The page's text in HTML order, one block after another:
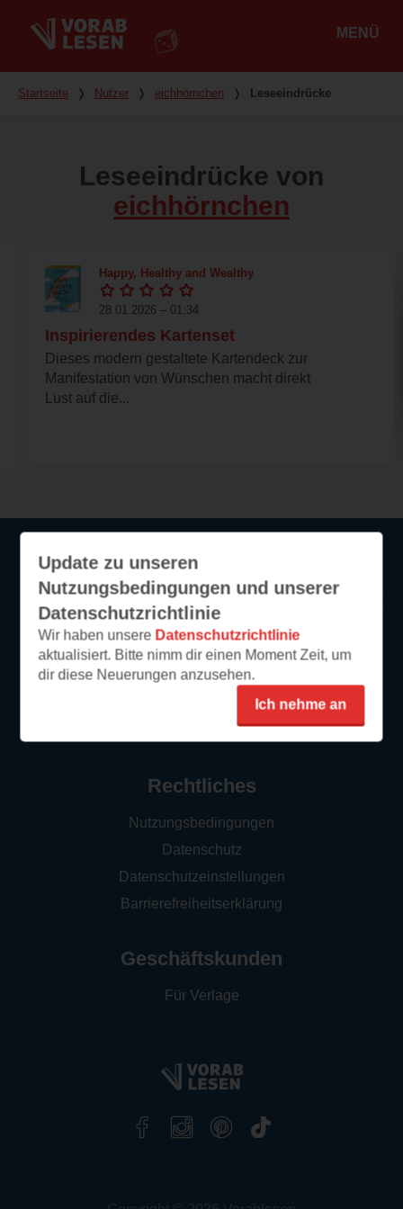
MENÜ
Du bist hier
Startseite ❭ Nutzer ❭ eichhörnchen ❭ Leseeindrücke
Leseeindrücke von
eichhörnchen
Happy, Healthy and Wealthy
28.01.2026 – 01:34
Inspirierendes Kartenset
Dieses modern gestaltete Kartendeck zur
Manifestation von Wünschen macht direkt
Lust auf die...
Update zu unseren
Nutzungsbedingungen und unserer
Datenschutzrichtlinie
Wir haben unsere Datenschutzrichtlinie
aktualisiert. Bitte nimm dir einen Moment Zeit, um
dir diese Neuerungen anzusehen.
Ich nehme an
Service
So funktioniert‘s
FAQ
Newsletter abonnieren
Rechtliches
Nutzungsbedingungen
Datenschutz
Datenschutzeinstellungen
Barrierefreiheitserklärung
Geschäftskunden
Für Verlage